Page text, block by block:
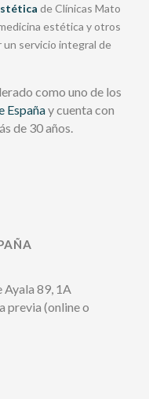
de Clínicas Mato
estética y otros
servicio integral de
como uno de los
Españay cuenta con
de 30 años.
89, 1A
previa (online o